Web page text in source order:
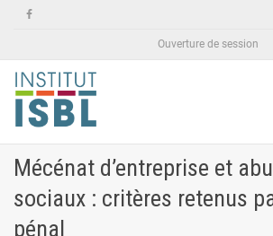
Ouverture de session
Mécénat d’entreprise et
sociaux : critères retenus
pénal